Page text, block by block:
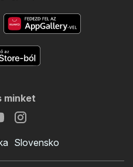
minket
Slovensko